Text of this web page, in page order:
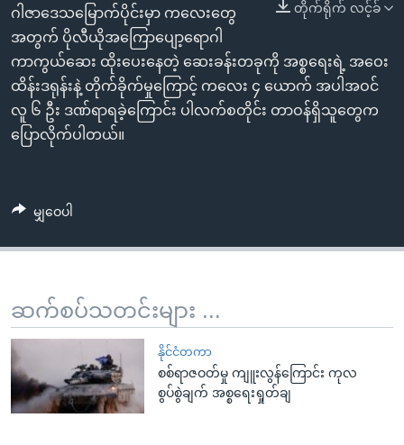
စာမျက်နှာ
သို့
ကျော်
ကြည့်
ရန်
ရှာဖွေ
သို့
ဗွီအိုအေ လူမှုကွန်ယက်များ
ဘာသာစကားများ
တိုက်ရိုက် လင့်ခ်
ဂါဇာဒေသမြောက်ပိုင်းမှာ ကလေးတွေ
အတွက် ပိုလီယိုအကြောပျော့ရောဂါ
ကာကွယ်ဆေး ထိုးပေးနေတဲ့ ဆေးခန်းတခုကို အစ္စရေးရဲ့ အဝေး
ထိန်းဒရုန်းနဲ့ တိုက်ခိုက်မှုကြောင့် ကလေး ၄ ယောက် အပါအဝင်
လူ ၆ ဦး ဒဏ်ရာရခဲ့ကြောင်း ပါလက်စတိုင်း တာဝန်ရှိသူတွေက
ပြောလိုက်ပါတယ်။
မျှဝေပါ
ဆက်စပ်သတင်းများ ...
နိုင်ငံတကာ
စစ်ရာဇဝတ်မှု ကျူးလွန်ကြောင်း ကုလ
စွပ်စွဲချက် အစ္စရေးရှုတ်ချ